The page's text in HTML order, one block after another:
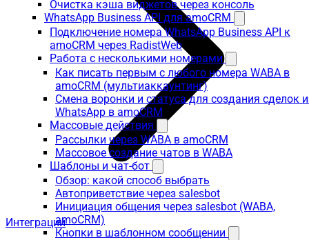
Очистка кэша виджетов через консоль
WhatsApp Business API для amoCRM
Подключение номера WhatsApp Business API к
amoCRM через RadistWeb
Работа с несколькими номерами
Как писать первым с любого номера WABA в
amoCRM (мультиаккаунтинг)
Смена воронки и статуса для создания сделок
WhatsApp в amoCRM
Массовые действия
Рассылки через WABA в amoCRM
Массовое создание чатов в WABA
Шаблоны и чат-бот
Обзор: какой способ выбрать
Автоприветствие через salesbot
Инициация общения через salesbot (WABA,
amoCRM)
Кнопки в шаблонном сообщении
Интеграции